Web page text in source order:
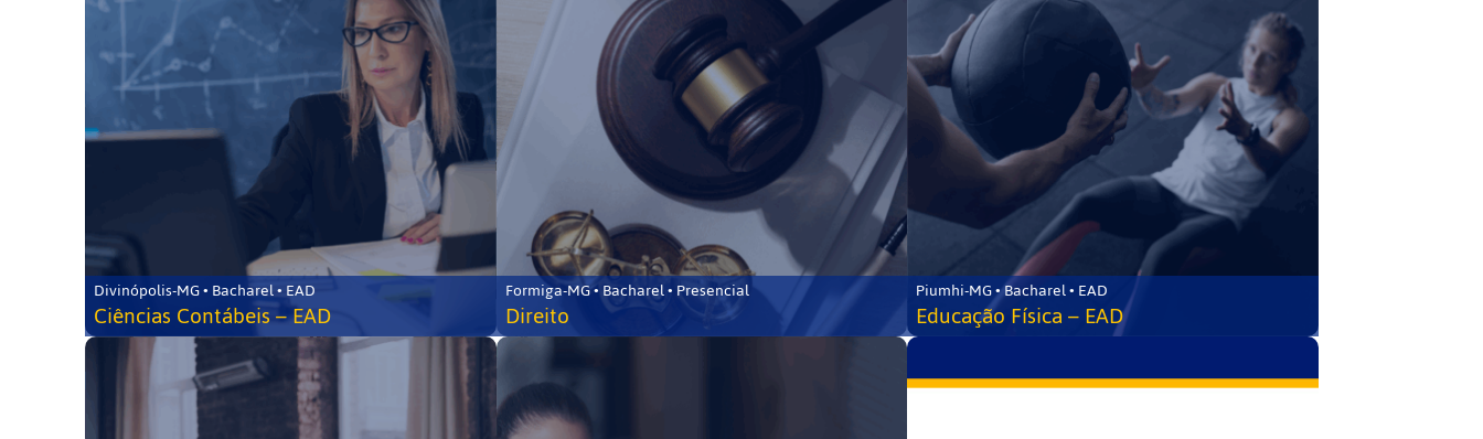
Divinópolis-MG • Bacharel • EAD
Ciências Contábeis – EAD
Formiga-MG • Bacharel • Presencial
Direito
Piumhi-MG • Bacharel • EAD
Educação Física – EAD